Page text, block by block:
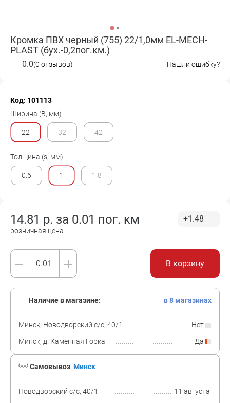
Кромка ПВХ черный (755) 22/1,0мм EL-MECH-
PLAST (бух.-0,2пог.км.)
0.0(0 отзывов) Нашли ошибку?
Код: 101113
Ширина (B, мм)
22 32 42
Толщина (s, мм)
0.6 1 1.8
14.81 р. за 0.01 пог. км
розничная цена
+1.48
В корзину
Самовывоз, Минск
Новодворский с/с, 40/1
11 августа
Наличие в магазине: в 8 магазинах
Минск, Новодворский с/с, 40/1
Нет
Минск, д. Каменная Горка
Да